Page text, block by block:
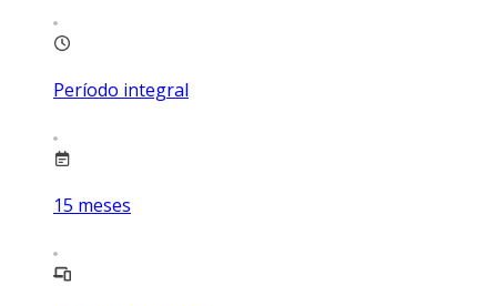
Período integral
15 meses